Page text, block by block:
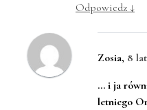
Odpowiedz ↓
Zosia, 8
… i ja
letniego